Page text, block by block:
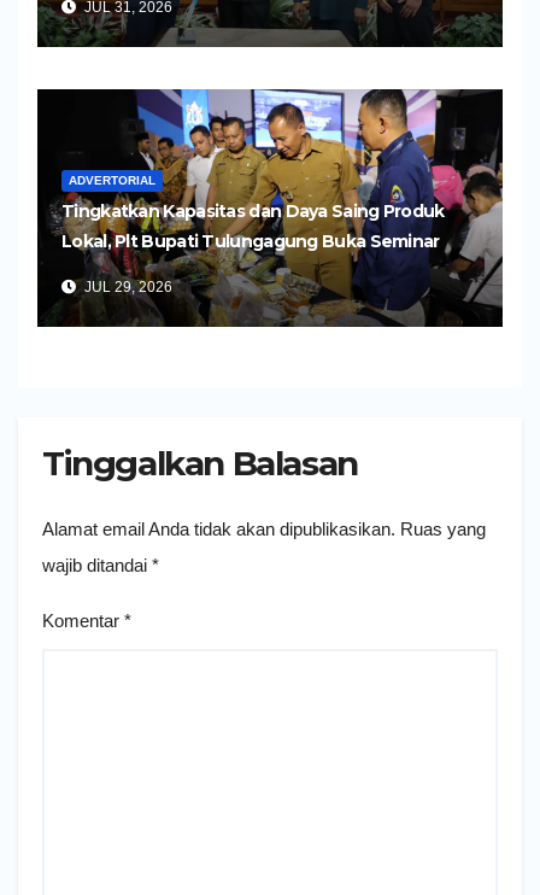
JUL 31, 2026
ADVERTORIAL
Tingkatkan Kapasitas dan Daya Saing Produk
Lokal, Plt Bupati Tulungagung Buka Seminar
Impor dan Ekspor Produk UMKM
JUL 29, 2026
Tinggalkan Balasan
Alamat email Anda tidak akan dipublikasikan. Ruas yang
wajib ditandai *
Komentar *